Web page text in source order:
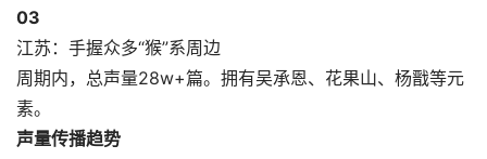
03
江苏：手握众多“猴”系周边
周期内，总声量28w+篇。拥有吴承恩、花果山、杨戬等元
素。
声量传播趋势